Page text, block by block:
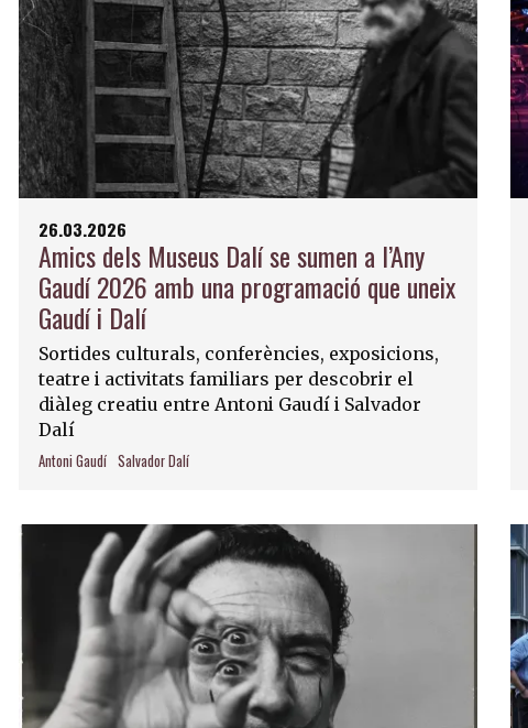
26.03.2026
Amics dels Museus Dalí se sumen a l’Any
Gaudí 2026 amb una programació que uneix
Gaudí i Dalí
Sortides culturals, conferències, exposicions,
teatre i activitats familiars per descobrir el
diàleg creatiu entre Antoni Gaudí i Salvador
Dalí
Antoni Gaudí Salvador Dalí